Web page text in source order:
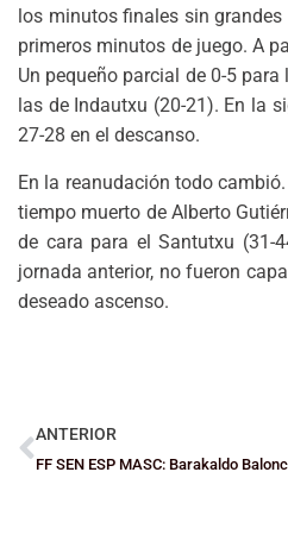
los minutos finales sin
primeros minutos de juego. A
Un pequeño parcial de 0-5
las de Indautxu (20-21). En la
27-28 en el descanso.
En la reanudación todo
tiempo muerto de Alberto
de cara para el Santutxu (31-
jornada anterior, no fueron
deseado ascenso.
ANTERIOR
FF SEN ESP MASC: Barakaldo